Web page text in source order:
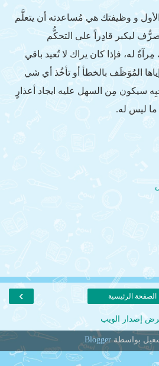
و وظيفتك هي مُساعدته أن يتعلَّم
ليكبر قادِراً على التحكُّم
مِرآةٌ له، فإذا كان يراك لا تُعيد باقي
إياها المُوَظَف بالخطأ أو تأخُذ أي شي
سيكون مِن السهل عليه ايجاد أعذارٍ
ما ليس له.
› الصفحة الرئيسية
إصدار الويب
بواسطة Blogger